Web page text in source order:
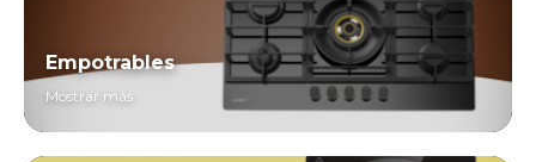
Empotrables
Mostrar más